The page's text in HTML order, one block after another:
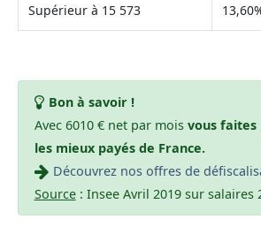
Supérieur à 15 573
Bon à savoir !
Avec 6010 € net par mois vous faites
les mieux payés de France.
Découvrez nos offres de
Source: Insee Avril 2019 sur salaires